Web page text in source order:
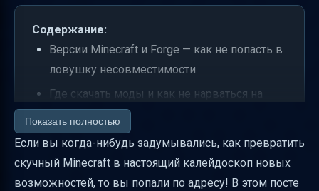
Содержание:
Версии Minecraft и Forge — как не попасть в
ловушку несовместимости
Где скачать моды и как не нарваться на
вирусы
Как узнать версию Minecraft и Forge
Установка Forge и создание папки mods —
шаг за шагом
Показать полностью
Если вы когда-нибудь задумывались, как превратить
скучный Minecraft в настоящий калейдоскоп новых
возможностей, то вы попали по адресу! В этом посте